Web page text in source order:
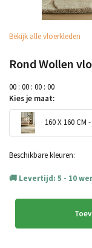
Bekijk alle vloerkleden
Rond Wollen
00 : 00 : 00 : 00
Kies je maat:
160 X 160 CM
Beschikbare kleuren:
Levertijd: 5 - 10